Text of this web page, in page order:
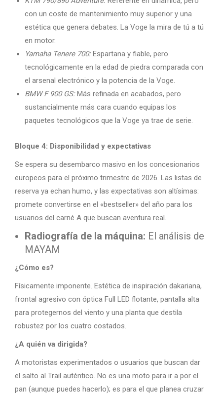
con un coste de mantenimiento muy superior y una
estética que genera debates. La Voge la mira de tú a tú
en motor.
Yamaha Tenere 700:Espartana y fiable, pero
tecnológicamente en la edad de piedra comparada con
el arsenal electrónico y la potencia de la Voge.
BMW F 900 GS:Más refinada en acabados, pero
sustancialmente más cara cuando equipas los
paquetes tecnológicos que la Voge ya trae de serie.
Bloque 4: Disponibilidad y expectativas
Se espera su desembarco masivo en los concesionarios
europeos para el próximo trimestre de 2026. Las listas de
reserva ya echan humo, y las expectativas son altísimas:
promete convertirse en el «bestseller» del año para los
usuarios del carné A que buscan aventura real.
Radiografía de la máquina: El análisis de
MAYAM
¿Cómo es?
Físicamente imponente. Estética de inspiración dakariana,
frontal agresivo con óptica Full LED flotante, pantalla alta
para protegernos del viento y una planta que destila
robustez por los cuatro costados.
¿A quién va dirigida?
A motoristas experimentados o usuarios que buscan dar
el salto al Trail auténtico. No es una moto para ir a por el
pan (aunque puedes hacerlo); es para el que planea cruzar